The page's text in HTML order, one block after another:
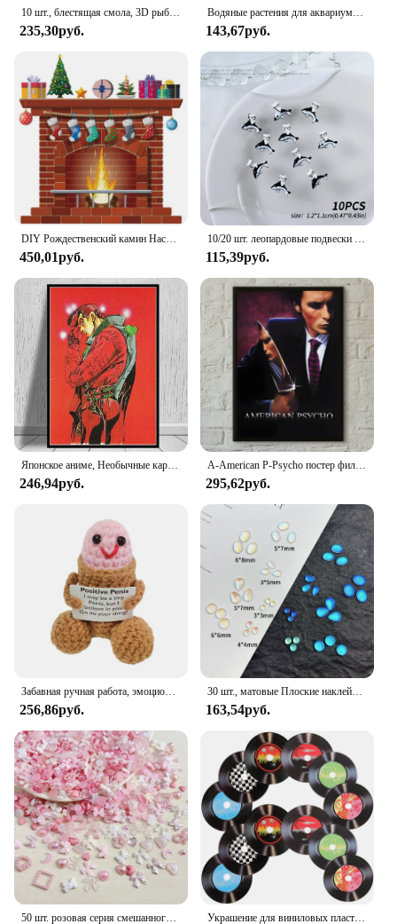
10 шт., блестящая смола, 3D рыбий хвост, плоская задняя часть, стразы, фигурка, аппликации, сделай сам, хвост русалки, скрапбук, ремесло, сделай сам, декор с бантом, OL772
235,30руб.
Водяные растения для аквариума с фиксированным основанием, посадочная раковина, украшения для аквариума, керамическое кольцо, крепежный горшок для водных растений в горошек
143,67руб.
DIY Рождественский камин Настенный декор наклейка искусственный камин с наклейкой для комнаты кухни наклейка в форме пламени 50x70 см
450,01руб.
10/20 шт. леопардовые подвески для ногтей «Hello Kitty», аксессуары, популярные осенние украшения «Hello Kitty Cat Heart Bow «сделай сам», дизайн ногтей, коричневый леопардовый декор
115,39руб.
246,94руб.
A-American P-Psycho постер фильма самоклеящаяся художественная водостойкая бумажная наклейка кофейня бар комната Настенный декор
295,62руб.
256,86руб.
30 шт., матовые Плоские наклейки для ногтей
163,54руб.
Украшение для виниловых пластинок, винтажные настенные Декорации для магазина, диско, поддельные украшения для музыки